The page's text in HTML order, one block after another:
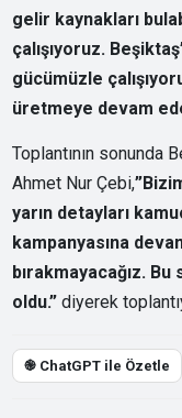
gelir kaynakları
çalışıyoruz.
gücümüzle
üretmeye devam
Toplantının sonunda
Ahmet Nur Çebi,
yarın detayları
kampanyasına
bırakmayacağız.
oldu.”diyerek
֎ ChatGPT ile Özetle